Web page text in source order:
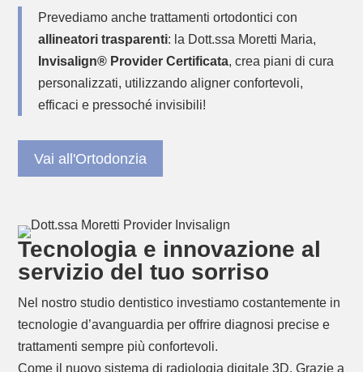
Prevediamo anche trattamenti ortodontici con
allineatori trasparenti: la Dott.ssa Moretti Maria,
Invisalign® Provider Certificata, crea piani di cura
personalizzati, utilizzando aligner confortevoli,
efficaci e pressoché invisibili!
Vai all'Ortodonzia
Tecnologia e innovazione al
servizio del tuo sorriso
Nel nostro studio dentistico investiamo costantemente in
tecnologie d’avanguardia per offrire diagnosi precise e
trattamenti sempre più confortevoli.
Come il nuovo sistema di radiologia digitale 3D. Grazie a